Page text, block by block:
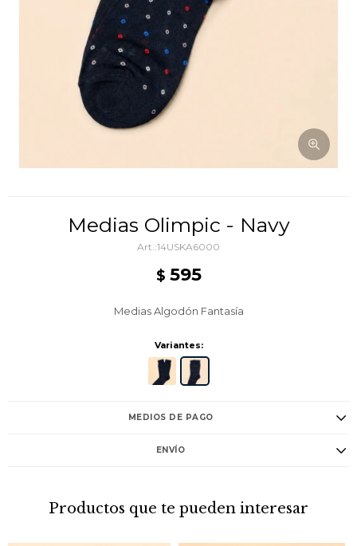
Medias Olimpic - Navy
14USKA6000
$ 595
Medias Algodón Fantasía
Variantes:
MEDIOS DE PAGO
ENVÍO
Productos que te pueden interesar